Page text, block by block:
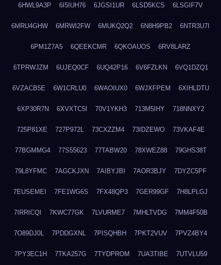
6HWL9A3P 6I5IUH76 6JGSI1UR 6LSD5KCS 6LSGIF7V
6MRU4GHW 6MRWI2FW 6MUKQ2Q2 6N8H9PB2 6NTR3U7I
6PM1Z7A5 6QEEKCMR 6QKOAUOS 6RV8LARZ
6TPRWJZM 6UJEQ0CF 6UQ42P16 6V6FZLKN 6VQ1DZQ1
6VZACB5E 6W1CRLU0 6WAOIUX0 6WJXFPEM 6XIHLDTU
6XP30R7N 6XVXTC5I 70V1YKH3 713M5IHY 718NNXY2
725P81XE 727P972L 73CXZZM4 73IDZEWO 73VKAF4E
77BGMMG4 77S55623 77TABW20 78XWEZ88 79GHS38T
79L8YFMC 7AGCKJXN 7AIBYJBI 7AOR3BJY 7DYZC5PF
7EUSEMEI 7FE1WG6S 7FX48QP3 7GER99GF 7H8LPLGJ
7IRRICQI 7KWC77GK 7LVURME7 7MHLTVDG 7MM4F50B
7O89DJ0L 7PDDGXNL 7PISQHBH 7PKT2VUV 7PVZ4BY4
7PY3EC1H 7TKA257G 7TYDPROM 7UA3TIBE 7UTVLU59